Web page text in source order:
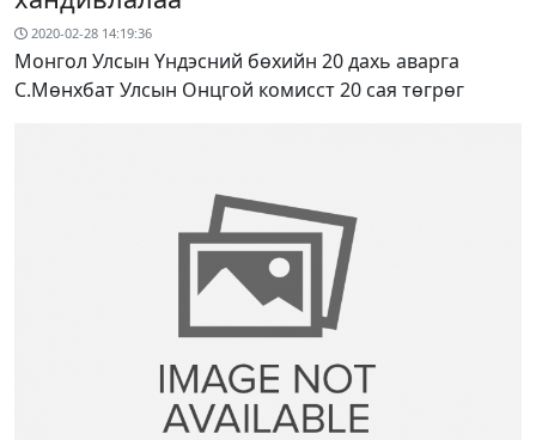
2020-02-28 14:19:36
Монгол Улсын Үндэсний бөхийн 20 дахь аварга
С.Мөнхбат Улсын Онцгой комисст 20 сая төгрөг